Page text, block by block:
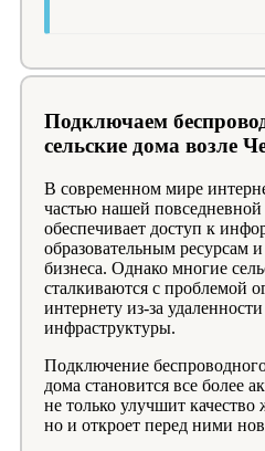
Подключаем
сельские дома возле
В современном мире
частью нашей
обеспечивает доступ к
образовательным ресурсам
бизнеса. Однако многие
сталкиваются с проблемой
интернету из-за
инфраструктуры.
Подключение
дома становится все более
не только улучшит
но и откроет перед ними